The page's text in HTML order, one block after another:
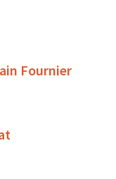
Fournier